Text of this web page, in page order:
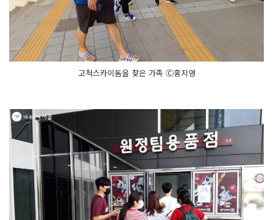
고척스카이돔을 찾은 가족 Ⓒ홍지영